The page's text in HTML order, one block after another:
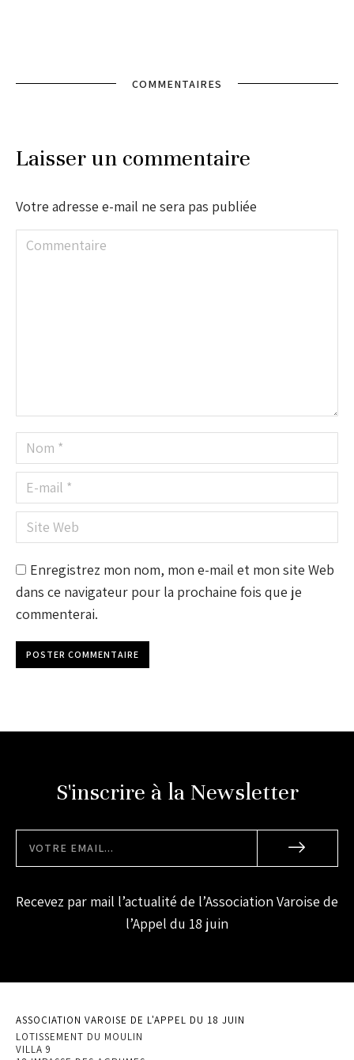
COMMENTAIRES
Laisser un commentaire
Votre adresse e-mail ne sera pas publiée
Commentaire
Nom *
E-mail *
Site Web
Enregistrez mon nom, mon e-mail et mon site Web
dans ce navigateur pour la prochaine fois que je
commenterai.
POSTER COMMENTAIRE
S'inscrire à la Newsletter
Recevez par mail l’actualité de l’Association Varoise de
l’Appel du 18 juin
ASSOCIATION VAROISE DE L'APPEL DU 18 JUIN
LOTISSEMENT DU MOULIN
VILLA 9